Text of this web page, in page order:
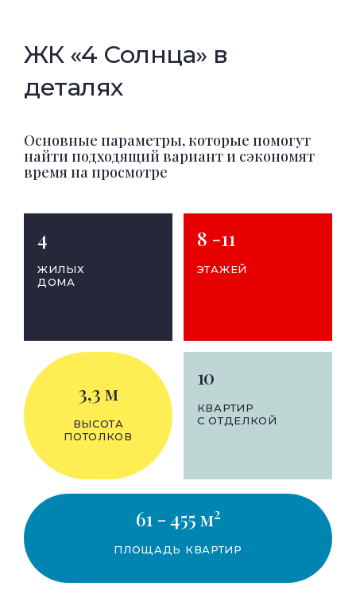
ЖК «4 Солнца» в
деталях
Основные параметры, которые помогут
найти подходящий вариант и сэкономят
время на просмотре
4
ЖИЛЫХ
ДОМА
8 -11
ЭТАЖЕЙ
3,3 м
ВЫСОТА
ПОТОЛКОВ
10
КВАРТИР
С ОТДЕЛКОЙ
61 - 455 м2
ПЛОЩАДЬ КВАРТИР